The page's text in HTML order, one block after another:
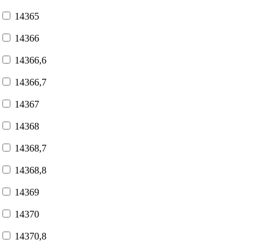
14365
14366
14366,6
14366,7
14367
14368
14368,7
14368,8
14369
14370
14370,8